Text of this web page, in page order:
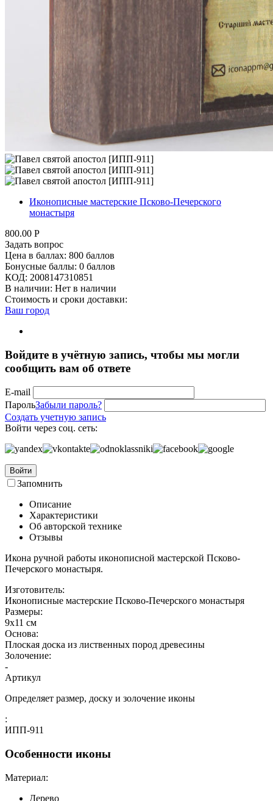
Иконописные мастерские Псково-Печерского
монастыря
800.00 Р
Задать вопрос
Цена в баллах: 800 баллов
Бонусные баллы: 0 баллов
КОД: 2008147310851
В наличии: Нет в наличии
Стоимость и сроки доставки:
Ваш город
Войдите в учётную запись, чтобы мы могли
сообщить вам об ответе
E-mail
ПарольЗабыли пароль?
Создать учетную запись
Войти через соц. сеть:
Войти
Запомнить
Описание
Характеристики
Об авторской технике
Отзывы
Икона ручной работы иконописной мастерской Псково-
Печерского монастыря.
Изготовитель:
Иконописные мастерские Псково-Печерского монастыря
Размеры:
9х11 см
Основа:
Плоская доска из лиственных пород древесины
Золочение:
-
Артикул
Определяет размер, доску и золочение иконы
:
ИПП-911
Особенности иконы
Материал:
Дерево